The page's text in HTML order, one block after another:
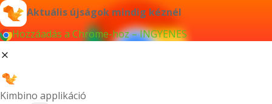
Aktuális újságok mindig kéznél
Hozzáadás a Chrome-hoz – INGYENES
Kimbino applikáció